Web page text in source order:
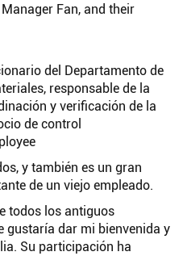
Fan, and their
del Departamento de
responsable de la
y verificación de la
de control
y también es un gran
de un viejo empleado.
todos los antiguos
gustaría dar mi bienvenida y
Su participación ha